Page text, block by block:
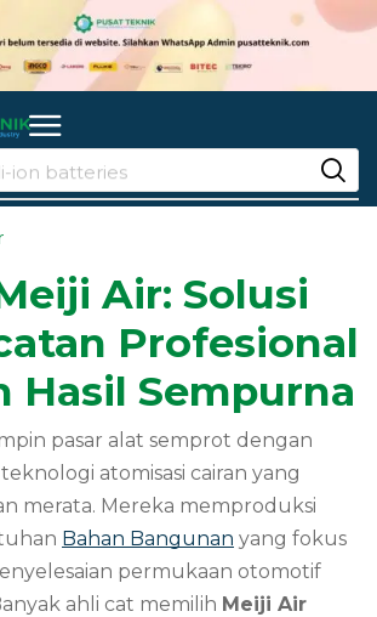
ion batteries
Air: Solusi
Profesional
Hasil Sempurna
pasar alat semprot dengan
atomisasi cairan yang
merata. Mereka memproduksi
Bahan Bangunan yang fokus
permukaan otomotif
ahli cat memilih Meiji Air